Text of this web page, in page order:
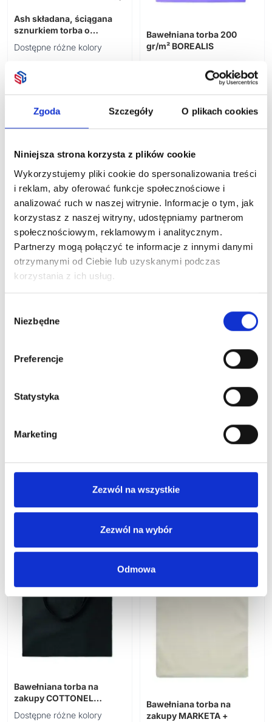
Zgoda Szczegóły O plikach cookies
Niniejsza strona korzysta z plików cookie
Wykorzystujemy pliki cookie do spersonalizowania treści
i reklam, aby oferować funkcje społecznościowe i
analizować ruch w naszej witrynie. Informacje o tym, jak
korzystasz z naszej witryny, udostępniamy partnerom
społecznościowym, reklamowym i analitycznym.
Partnerzy mogą połączyć te informacje z innymi danymi
otrzymanymi od Ciebie lub uzyskanymi podczas
korzystania z ich usług.
zgody
Niezbędne
Preferencje
Statystyka
Marketing
Zezwól na wszystkie
Zezwól na wybór
Odmowa
Wyposażenie wnętrz
Do ogrodu
Plażowe
Rowerowe
Sportowe
Przybory do rysowania
Pozostałe
Kalendarze
Boże Narodzenie
Zestawy upominkowe
Ash składana, ściągana
sznurkiem torba o
pojemności 7 l wykonana z
materiału z recyklingu z
Dostępne różne kolory
9,88
Bawełniana torba 200
gr/m² BOREALIS
zł netto
Bawełniana torba
chłodząca RECOBA
Bawełniana torba
chłodząca RECOBA
COLOUR
Dostępne różne kolory
Odessa 220 g/m²
16,76zł netto
zakupy COTTONEL ++
4,90zł netto
bestseller
Bawełniana torba na
zakupy COTTONEL
COLOUR++
Dostępne różne kolory
Bawełniana torba na
zakupy MARKETA +